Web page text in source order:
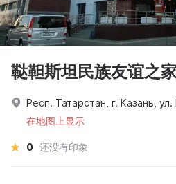
鞑靼斯坦民族友谊之
Респ. Татарстан, г. Казань,
在地图上显示
0 还没有印象